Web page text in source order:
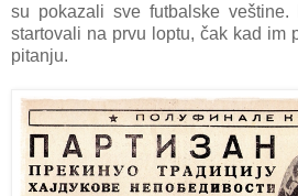
su pokаzаli sve futbalske
startovali nа prvu loptu, čаk kаd im
pitаnju.